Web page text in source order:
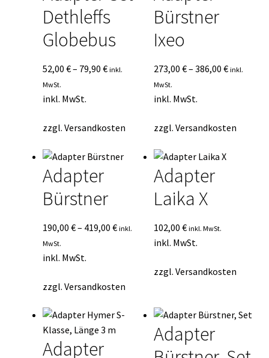
Dethleffs
Globebus
52,00 €– 79,90 € inkl.
MwSt.
inkl. MwSt.
zzgl. Versandkosten
Bürstner
Ixeo
273,00€–386,00€ inkl.
MwSt.
inkl. MwSt.
zzgl.Versandkosten
Adapter
Bürstner
190,00 €– 419,00 € inkl.
MwSt.
inkl. MwSt.
zzgl. Versandkosten
Adapter
Laika X
102,00€ inkl. MwSt.
inkl. MwSt.
zzgl.Versandkosten
Adapter
Adapter